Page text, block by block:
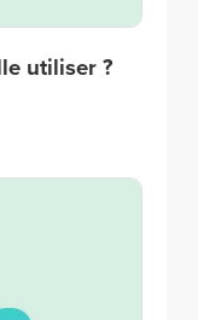
utiliser ?